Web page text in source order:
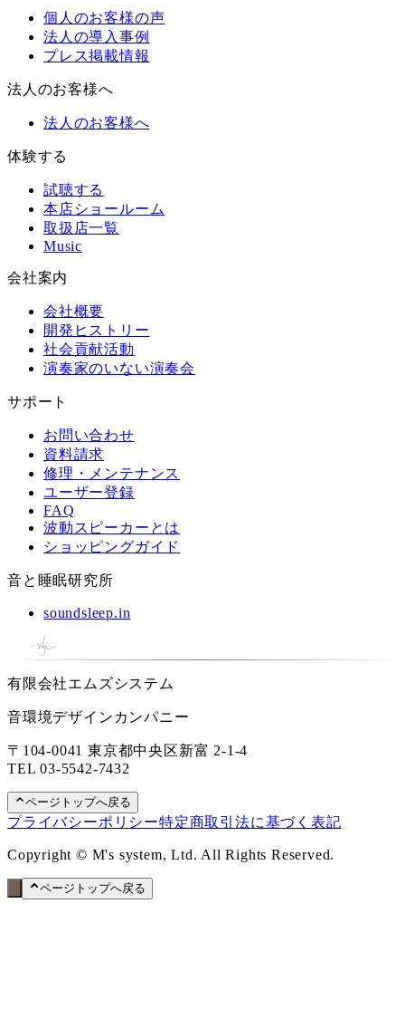
個人のお客様の声
法人の導入事例
プレス掲載情報
法人のお客様へ
法人のお客様へ
体験する
試聴する
本店ショールーム
取扱店一覧
Music
会社案内
会社概要
開発ヒストリー
社会貢献活動
演奏家のいない演奏会
サポート
お問い合わせ
資料請求
修理・メンテナンス
ユーザー登録
FAQ
波動スピーカーとは
ショッピングガイド
音と睡眠研究所
soundsleep.in
有限会社エムズシステム
音環境デザインカンパニー
〒104-0041 東京都中央区新富 2-1-4
TEL03-5542-7432
ページトップへ戻る
プライバシーポリシー特定商取引法に基づく表記
Copyright © M's system, Ltd. All Rights Reserved.
ページトップへ戻る